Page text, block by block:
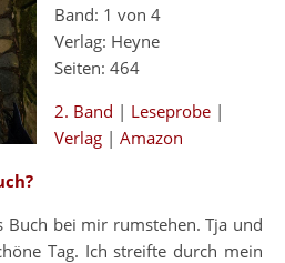
Band: 1 von 4
Verlag: Heyne
Seiten: 464
2. Band | Leseprobe |
Verlag |Amazon
Buch bei mir rumstehen. Tja und
Tag. Ich streifte durch mein